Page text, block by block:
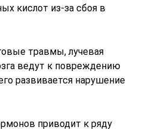
кислот из-за сбоя в
травмы, лучевая
ведут к повреждению
развивается нарушение
приводит к ряду